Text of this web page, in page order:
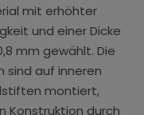
mit erhöhter
und einer Dicke
mm gewählt. Die
sind auf inneren
montiert,
Konstruktion durch